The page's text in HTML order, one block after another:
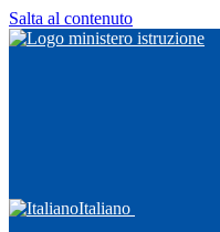
Salta al contenuto
Italiano